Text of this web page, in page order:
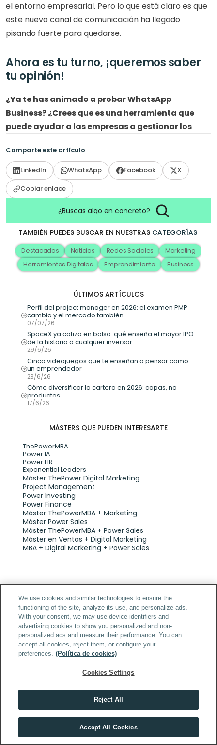
el entorno empresarial. Pero lo que está claro es que
este nuevo canal de comunicación ha llegado
pisando fuerte para quedarse.
Ahora es tu turno, ¡queremos saber
tu opinión!
¿Ya te has animado a probar WhatsApp
Business? ¿Crees que es una herramienta que
puede ayudar a las empresas a gestionar los
Comparte este artículo
LinkedIn WhatsApp Facebook
X
Copiar enlace
¿Buscas algo en concreto?
TAMBIÉN PUEDES BUSCAR EN NUESTRAS CATEGORÍAS
Destacados Noticias Redes Sociales
Marketing
Herramientas Digitales
Emprendimiento Business
ÚLTIMOS ARTÍCULOS
Perfil del project manager en 2026: el examen PMP
cambia y el mercado también
07/07/26
SpaceX ya cotiza en bolsa: qué enseña el mayor IPO
de la historia a cualquier inversor
29/6/26
Cinco videojuegos que te enseñan a pensar como
un emprendedor
23/6/26
Cómo diversificar la cartera en 2026: capas, no
productos
17/6/26
MÁSTERS QUE PUEDEN INTERESARTE
ThePowerMBA
Power IA
Power HR
Exponential Leaders
Máster ThePower Digital Marketing
Project Management
Power Investing
Power Finance
Máster ThePowerMBA + Marketing
Máster Power Sales
Máster ThePowerMBA + Power Sales
Máster en Ventas + Digital Marketing
MBA + Digital Marketing + Power Sales
Artículo anterior
‹ Las 21 Mejores Herramientas de Link
Building [Gratuitas y De Pago]
Guía COMPLETA de Growth Hacking:
estrategia PASO A PASO y ejemplos de
HACER TEST
We use cookies and similar technologies to ensure the
functioning of the site, analyze its use, and personalize ads.
With your consent, we may use device identifiers and
advertising cookies to show you personalized and non-
personalized ads and measure their performance. You can
accept all cookies, reject them, or configure your
preferences. (Política de cookies)
Cookies Settings
Reject All
Accept All Cookies